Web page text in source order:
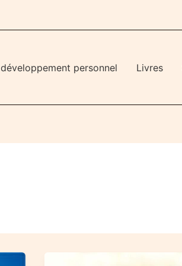
développement personnel Livres